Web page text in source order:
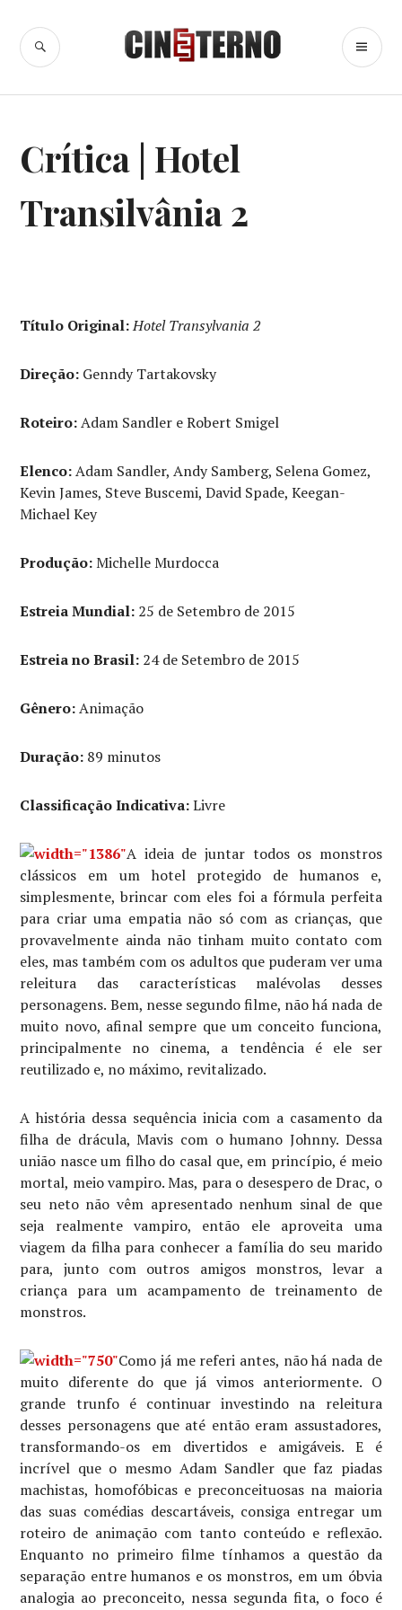
para
conteúdo
Cine Eterno
BUSCA
CRÍTICA
CINEMATOGRÁFICA
Crítica | Hotel
Transilvânia 2
Título Original: Hotel Transylvania 2
Direção: Genndy Tartakovsky
Roteiro:Adam Sandler e Robert Smigel
Elenco:Adam Sandler, Andy Samberg, Selena Gomez,
Kevin James, Steve Buscemi, David Spade, Keegan-
Michael Key
Produção:Michelle Murdocca
Estreia Mundial: 25 de Setembro de 2015
Estreia no Brasil: 24 de Setembro de 2015
Gênero:Animação
Duração: 89 minutos
Classificação Indicativa:Livre
A ideia de juntar todos os monstros
clássicos em um hotel protegido de humanos e,
simplesmente, brincar com eles foi a fórmula perfeita
para criar uma empatia não só com as crianças, que
provavelmente ainda não tinham muito contato com
eles, mas também com os adultos que puderam ver uma
releitura das características malévolas desses
personagens. Bem, nesse segundo filme, não há nada de
muito novo, afinal sempre que um conceito funciona,
principalmente no cinema, a tendência é ele ser
reutilizado e, no máximo, revitalizado.
A história dessa sequência inicia com a casamento da
filha de drácula, Mavis com o humano Johnny. Dessa
união nasce um filho do casal que, em princípio, é meio
mortal, meio vampiro. Mas, para o desespero de Drac, o
seu neto não vêm apresentado nenhum sinal de que
seja realmente vampiro, então ele aproveita uma
viagem da filha para conhecer a família do seu marido
para, junto com outros amigos monstros, levar a
criança para um acampamento de treinamento de
monstros.
Como já me referi antes, não há nada de
muito diferente do que já vimos anteriormente. O
grande trunfo é continuar investindo na releitura
desses personagens que até então eram assustadores,
transformando-os em divertidos e amigáveis. E é
incrível que o mesmo Adam Sandler que faz piadas
machistas, homofóbicas e preconceituosas na maioria
das suas comédias descartáveis, consiga entregar um
roteiro de animação com tanto conteúdo e reflexão.
Enquanto no primeiro filme tínhamos a questão da
separação entre humanos e os monstros, em um óbvia
analogia ao preconceito, nessa segunda fita, o foco é